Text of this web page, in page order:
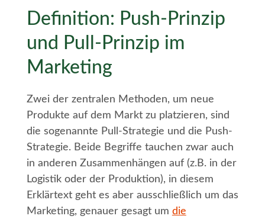
Definition: Push-Prinzip
und Pull-Prinzip im
Marketing
Zwei der zentralen Methoden, um neue
Produkte auf dem Markt zu platzieren, sind
die sogenannte Pull-Strategie und die Push-
Strategie. Beide Begriffe tauchen zwar auch
in anderen Zusammenhängen auf (z.B. in der
Logistik oder der Produktion), in diesem
Erklärtext geht es aber ausschließlich um das
Marketing, genauer gesagt um die